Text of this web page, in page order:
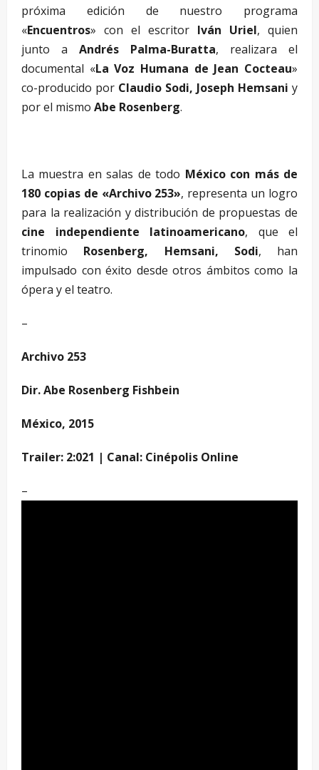
próxima edición de nuestro programa
«Encuentros» con el escritor Iván Uriel, quien
junto a Andrés Palma-Buratta, realizara el
documental «La Voz Humana de Jean Cocteau»
co-producido por Claudio Sodi, Joseph Hemsani y
por el mismo Abe Rosenberg.
La muestra en salas de todo México con más de
180 copias de «Archivo 253», representa un logro
para la realización y distribución de propuestas de
cine independiente latinoamericano, que el
trinomio Rosenberg, Hemsani, Sodi, han
impulsado con éxito desde otros ámbitos como la
ópera y el teatro.
–
Archivo 253
Dir. Abe Rosenberg Fishbein
México, 2015
Trailer: 2:021 | Canal: Cinépolis Online
–